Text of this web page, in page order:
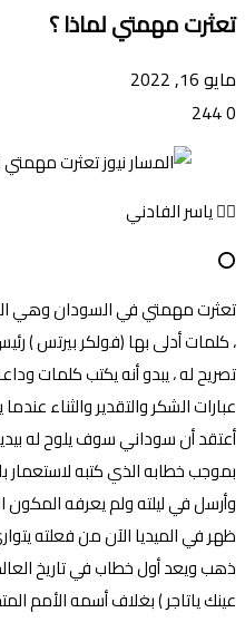
تعثرت مهمتي لماذا ؟
مايو 16, 2022
0
✍🏻 ياسر الفادني
⭕
تعثرت مهمتي في السودان وهي
، كلمات أدلى بها (فولكر بيرتس )
تصريح له ، يبدو أنه يكتب كلمات
عبارات الشكر والتقدير والثناء
أعتقد أن سوداني سوف يلوح له
بموجب خطابه الذي كتبه لاستعمار
وأرسل في ليلته ولم يعرفه
ظهر في الميديا الآن من فعلته
ذهب ويعد أول خطاب في تاريخ
عينك ياتاجر ) بغلاف أسمه الأمم